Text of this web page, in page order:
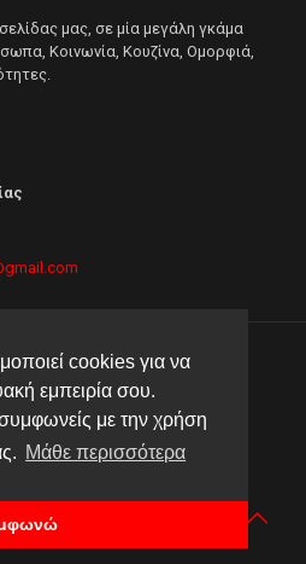
cookies για να
εμπειρία σου.
με την χρήση
Μάθε περισσότερα
μας, σε μία μεγάλη γκάμα
Κοινωνία, Κουζίνα, Ομορφιά,
την επιφύλαξη κάθε νόμιμου
Πολιτική απορρήτου
ιστοσελίδας bymanbiz isp